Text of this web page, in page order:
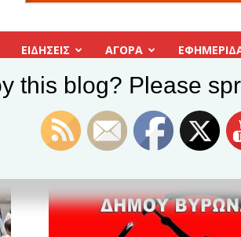
ΕΙΔΗΣΕΙΣ ΑΓΟΡΑ
this blog? Please